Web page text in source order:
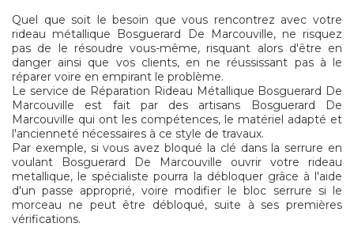
Quel que soit le besoin que vous rencontrez avec votre
rideau métallique Bosguerard De Marcouville, ne risquez
pas de le résoudre vous-même, risquant alors d'être en
danger ainsi que vos clients, en ne réussissant pas à le
réparer voire en empirant le problème.
Le service de Réparation Rideau Métallique Bosguerard De
Marcouville est fait par des artisans Bosguerard De
Marcouville qui ont les compétences, le matériel adapté et
l'ancienneté nécessaires à ce style de travaux.
Par exemple, si vous avez bloqué la clé dans la serrure en
voulant Bosguerard De Marcouville ouvrir votre rideau
metallique, le spécialiste pourra la débloquer grâce à l'aide
d'un passe approprié, voire modifier le bloc serrure si le
morceau ne peut être débloqué, suite à ses premières
vérifications.